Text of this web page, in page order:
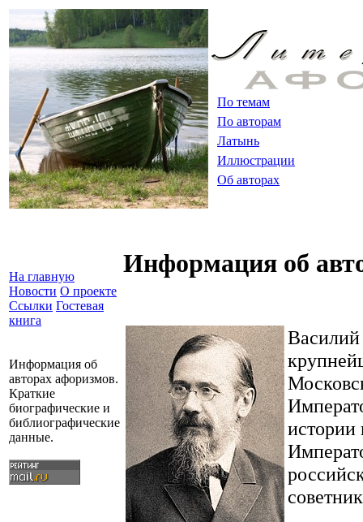
По темам
По авторам
Латынь
Иллюстрации
Об авторах
На главную
Новости О проекте
Ссылки Гостевая
книга
Информация об
авторах афоризмов.
Краткие
биографические и
библиографические
данные.
Информация об
истории